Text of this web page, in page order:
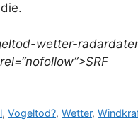
wetter-
,Vogeltod?,Wetter,